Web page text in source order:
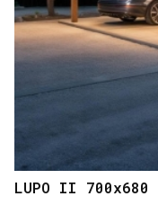
LUPO II 700x680